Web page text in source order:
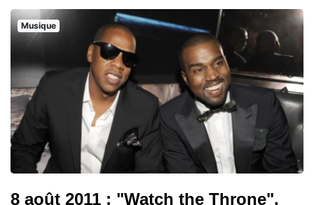
Musique
8 août 2011 : "Watch the Throne",